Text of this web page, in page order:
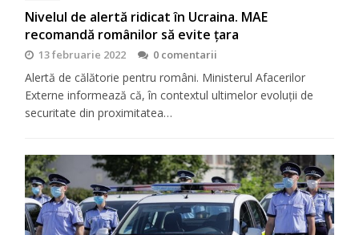
Nivelul de alertă ridicat în Ucraina. MAE
recomandă românilor să evite țara
13 februarie 2022 0 comentarii
Alertă de călătorie pentru români. Ministerul Afacerilor
Externe informează că, în contextul ultimelor evoluții de
securitate din proximitatea…